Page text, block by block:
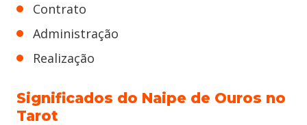
Contrato
Administração
Realização
Significados do Naipe de Ouros no
Tarot